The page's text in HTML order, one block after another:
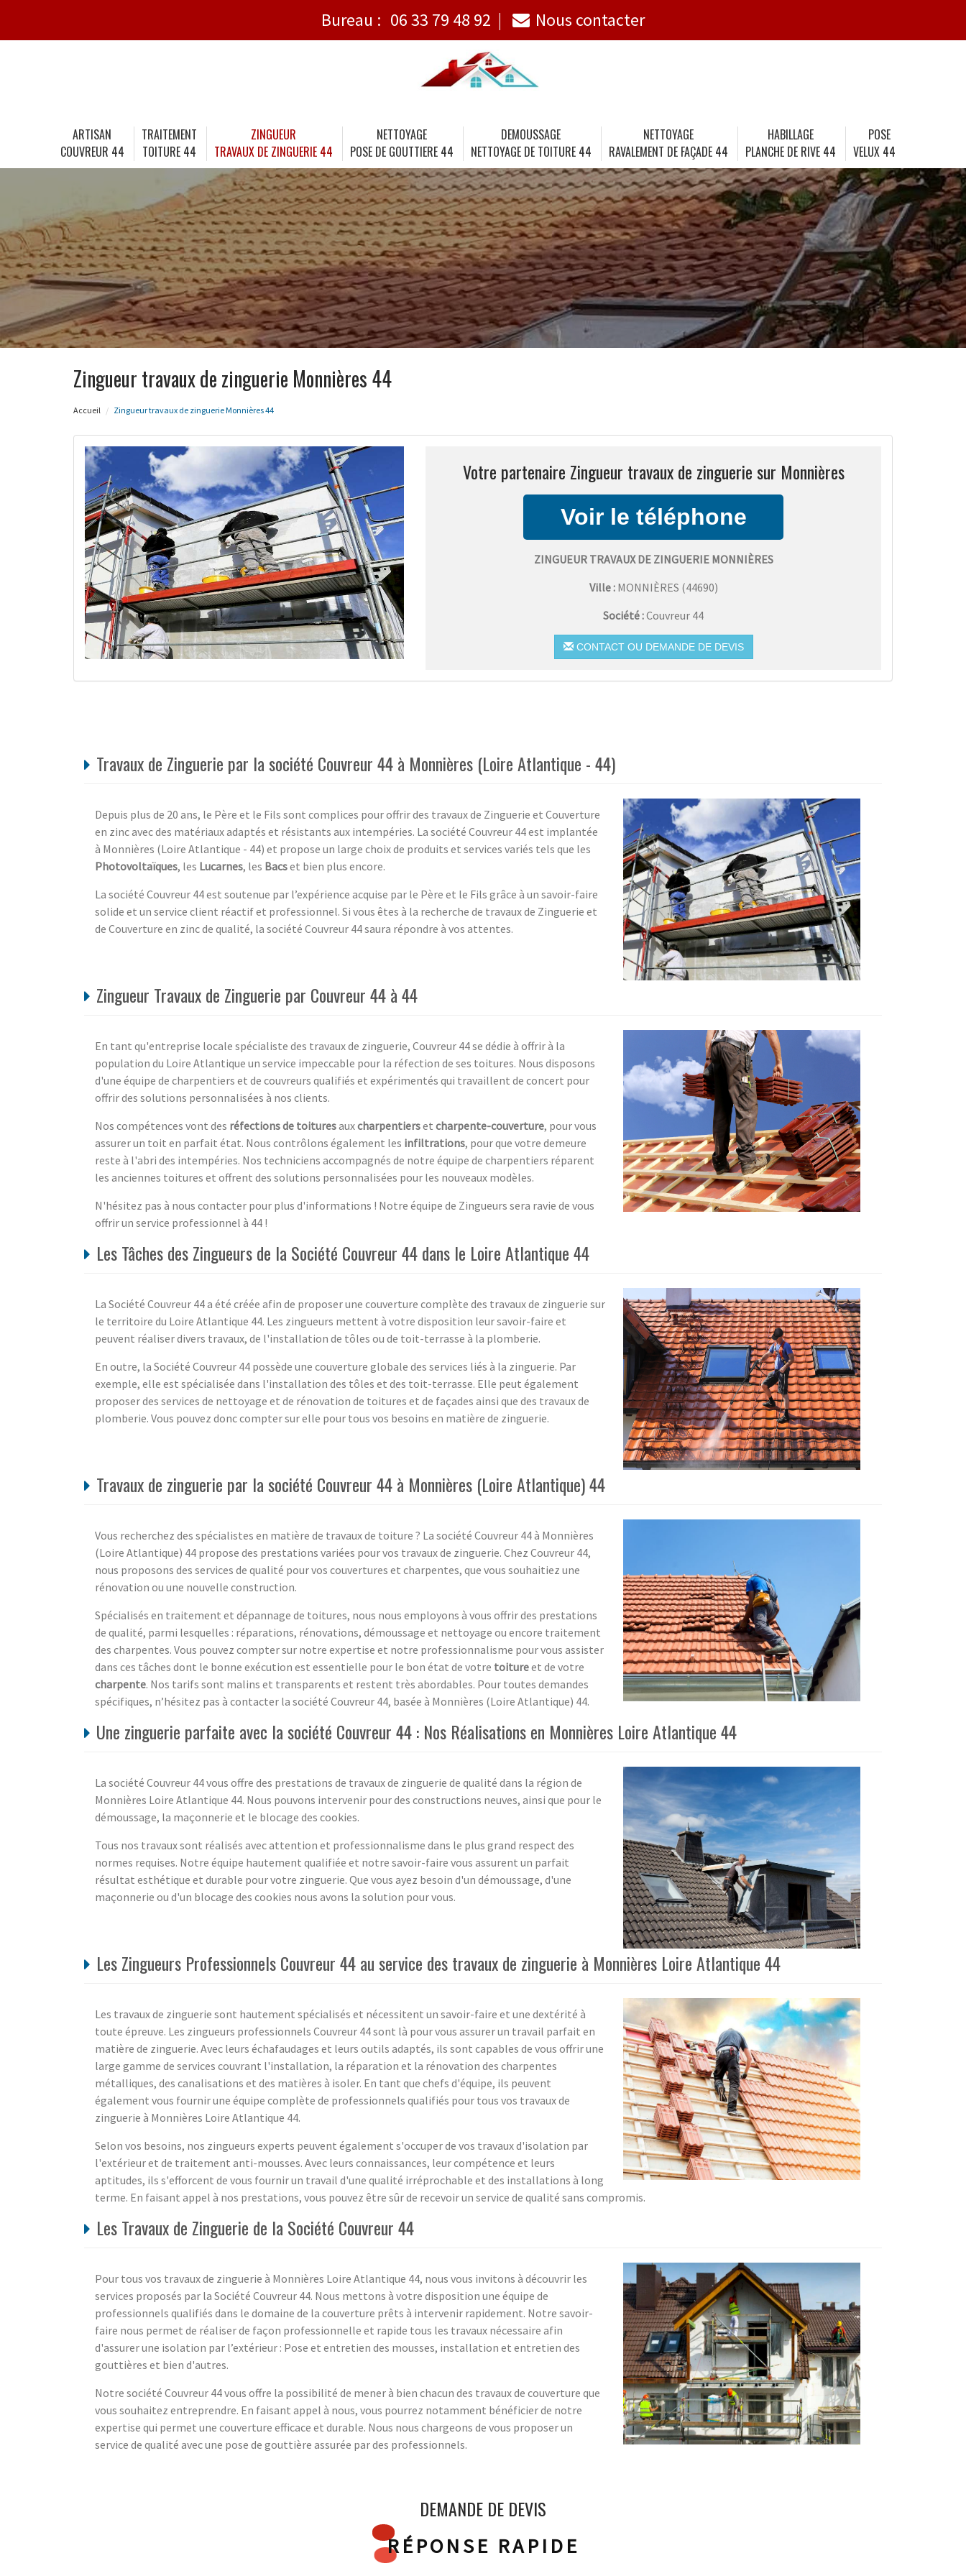
Bureau : 06 33 79 48 92 Nous contacter
ARTISAN
COUVREUR 44
TRAITEMENT
TOITURE 44
ZINGUEUR
TRAVAUX DE ZINGUERIE 44
NETTOYAGE
POSE DE GOUTTIERE 44
DEMOUSSAGE
NETTOYAGE DE TOITURE 44
NETTOYAGE
RAVALEMENT DE FAÇADE 44
HABILLAGE
PLANCHE DE RIVE 44
POSE
VELUX 44
Zingueur travaux de zinguerie Monnières 44
Accueil Zingueur travaux de zinguerie Monnières 44
Votre partenaire Zingueur travaux de zinguerie sur Monnières
ZINGUEUR TRAVAUX DE ZINGUERIE MONNIÈRES
Ville : MONNIÈRES (44690)
Société :Couvreur 44
CONTACT OU DEMANDE DE DEVIS
Travaux de Zinguerie par la société Couvreur 44 à Monnières (Loire Atlantique - 44)
Depuis plus de 20 ans, le Père et le Fils sont complices pour offrir des travaux de Zinguerie et Couverture
en zinc avec des matériaux adaptés et résistants aux intempéries. La société Couvreur 44 est implantée
à Monnières (Loire Atlantique - 44) et propose un large choix de produits et services variés tels que les
Photovoltaïques, les Lucarnes, les Bacset bien plus encore.
La société Couvreur 44 est soutenue par l’expérience acquise par le Père et le Fils grâce à un savoir-faire
solide et un service client réactif et professionnel. Si vous êtes à la recherche de travaux de Zinguerie et
de Couverture en zinc de qualité, la société Couvreur 44 saura répondre à vos attentes.
Zingueur Travaux de Zinguerie par Couvreur 44 à 44
En tant qu'entreprise locale spécialiste des travaux de zinguerie, Couvreur 44 se dédie à offrir à la
population du Loire Atlantique un service impeccable pour la réfection de ses toitures. Nous disposons
d'une équipe de charpentiers et de couvreurs qualifiés et expérimentés qui travaillent de concert pour
offrir des solutions personnalisées à nos clients.
Nos compétences vont des réfections de toituresauxcharpentierset charpente-couverture, pour vous
assurer un toit en parfait état. Nous contrôlons également les infiltrations, pour que votre demeure
reste à l'abri des intempéries. Nos techniciens accompagnés de notre équipe de charpentiers réparent
les anciennes toitures et offrent des solutions personnalisées pour les nouveaux modèles.
N'hésitez pas à nous contacter pour plus d'informations ! Notre équipe de Zingueurs sera ravie de vous
offrir un service professionnel à 44 !
Les Tâches des Zingueurs de la Société Couvreur 44 dans le Loire Atlantique 44
La Société Couvreur 44 a été créée afin de proposer une couverture complète des travaux de zinguerie sur
le territoire du Loire Atlantique 44. Les zingueurs mettent à votre disposition leur savoir-faire et
peuvent réaliser divers travaux, de l'installation de tôles ou de toit-terrasse à la plomberie.
En outre, la Société Couvreur 44 possède une couverture globale des services liés à la zinguerie. Par
exemple, elle est spécialisée dans l'installation des tôles et des toit-terrasse. Elle peut également
proposer des services de nettoyage et de rénovation de toitures et de façades ainsi que des travaux de
plomberie. Vous pouvez donc compter sur elle pour tous vos besoins en matière de zinguerie.
Travaux de zinguerie par la société Couvreur 44 à Monnières (Loire Atlantique) 44
Vous recherchez des spécialistes en matière de travaux de toiture ? La société Couvreur 44 à Monnières
(Loire Atlantique) 44 propose des prestations variées pour vos travaux de zinguerie. Chez Couvreur 44,
nous proposons des services de qualité pour vos couvertures et charpentes, que vous souhaitiez une
rénovation ou une nouvelle construction.
Spécialisés en traitement et dépannage de toitures, nous nous employons à vous offrir des prestations
de qualité, parmi lesquelles : réparations, rénovations, démoussage et nettoyage ou encore traitement
des charpentes. Vous pouvez compter sur notre expertise et notre professionnalisme pour vous assister
dans ces tâches dont le bonne exécution est essentielle pour le bon état de votre toitureet de votre
charpente. Nos tarifs sont malins et transparents et restent très abordables. Pour toutes demandes
spécifiques, n’hésitez pas à contacter la société Couvreur 44, basée à Monnières (Loire Atlantique) 44.
Une zinguerie parfaite avec la société Couvreur 44 : Nos Réalisations en Monnières Loire Atlantique 44
La société Couvreur 44 vous offre des prestations de travaux de zinguerie de qualité dans la région de
Monnières Loire Atlantique 44. Nous pouvons intervenir pour des constructions neuves, ainsi que pour le
démoussage, la maçonnerie et le blocage des cookies.
Tous nos travaux sont réalisés avec attention et professionnalisme dans le plus grand respect des
normes requises. Notre équipe hautement qualifiée et notre savoir-faire vous assurent un parfait
résultat esthétique et durable pour votre zinguerie. Que vous ayez besoin d'un démoussage, d'une
maçonnerie ou d'un blocage des cookies nous avons la solution pour vous.
Les Zingueurs Professionnels Couvreur 44 au service des travaux de zinguerie à Monnières Loire Atlantique 44
Les travaux de zinguerie sont hautement spécialisés et nécessitent un savoir-faire et une dextérité à
toute épreuve. Les zingueurs professionnels Couvreur 44 sont là pour vous assurer un travail parfait en
matière de zinguerie. Avec leurs échafaudages et leurs outils adaptés, ils sont capables de vous offrir une
large gamme de services couvrant l'installation, la réparation et la rénovation des charpentes
métalliques, des canalisations et des matières à isoler. En tant que chefs d'équipe, ils peuvent
également vous fournir une équipe complète de professionnels qualifiés pour tous vos travaux de
zinguerie à Monnières Loire Atlantique 44.
Selon vos besoins, nos zingueurs experts peuvent également s'occuper de vos travaux d'isolation par
l'extérieur et de traitement anti-mousses. Avec leurs connaissances, leur compétence et leurs
aptitudes, ils s'efforcent de vous fournir un travail d'une qualité irréprochable et des installations à long
terme. En faisant appel à nos prestations, vous pouvez être sûr de recevoir un service de qualité sans compromis.
Les Travaux de Zinguerie de la Société Couvreur 44
Pour tous vos travaux de zinguerie à Monnières Loire Atlantique 44, nous vous invitons à découvrir les
services proposés par la Société Couvreur 44. Nous mettons à votre disposition une équipe de
professionnels qualifiés dans le domaine de la couverture prêts à intervenir rapidement. Notre savoir-
faire nous permet de réaliser de façon professionnelle et rapide tous les travaux nécessaire afin
d'assurer une isolation par l’extérieur : Pose et entretien des mousses, installation et entretien des
gouttières et bien d'autres.
Notre société Couvreur 44 vous offre la possibilité de mener à bien chacun des travaux de couverture que
vous souhaitez entreprendre. En faisant appel à nous, vous pourrez notamment bénéficier de notre
expertise qui permet une couverture efficace et durable. Nous nous chargeons de vous proposer un
service de qualité avec une pose de gouttière assurée par des professionnels.
DEMANDE DE DEVIS
RÉPONSE RAPIDE